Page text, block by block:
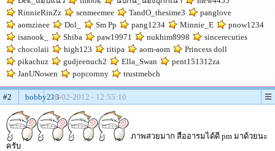
RinnieRinZz
senmeemee TandO_thesime3
panglove
aomzinee
Dol_ Sm Pp pang1234 Minnie_E
pnow1234
isanook_
Shiba paw19971 nukhim8998
sincerecuties
chocolaii
high123 titipa aom-aom
Princess doll
pikachuz
gudjeenuch2 Ella_Swan
pent151312za
JanUNowen
popcornny trustmebch
#2 bobby21320-02-2012 - 12:55:10
ภาพสวยมาก สืออารมได้ดี pm มาด้วยนะ
ครับ